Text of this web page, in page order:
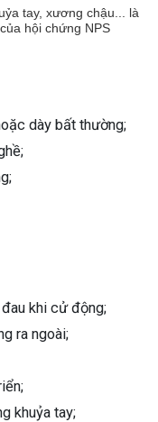
tay, xương chậu... là
hội chứng NPS
dày bất thường;
khi cử động;
ra ngoài;
khuỷa tay;